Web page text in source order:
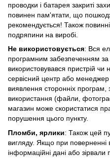
проводки і батарея закриті
повинен пам'ятати, що
рекомендується! Також повинні
подряпини на виробі.
Не використовується: Вся
програмним забезпеченням за
використовувався пристрій чи
сервісний центр або
виявлення сторонніх програм,
використання (файли,
магазин може скористатися
порушення цього пункту.
Пломби, ярлики: Також цей
вигляду. Якщо при поверненні
інформаційні дані або